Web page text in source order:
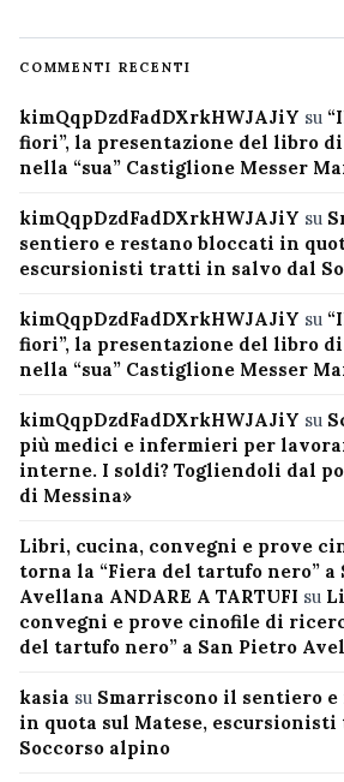
COMMENTI RECENTI
kimQqpDzdFadDXrkHWJAJiY su
fiori”, la presentazione del libro
nella “sua” Castiglione Messer
kimQqpDzdFadDXrkHWJAJiY su
sentiero e restano bloccati in
escursionisti tratti in salvo dal
kimQqpDzdFadDXrkHWJAJiY su
fiori”, la presentazione del libro
nella “sua” Castiglione Messer
kimQqpDzdFadDXrkHWJAJiY su
più medici e infermieri per
interne. I soldi? Togliendoli dal
di Messina»
Libri, cucina, convegni e prove
torna la “Fiera del tartufo nero” a
Avellana ANDARE A TARTUFI su
convegni e prove cinofile di
del tartufo nero” a San Pietro
kasia su Smarriscono il sentiero
in quota sul Matese,
Soccorso alpino